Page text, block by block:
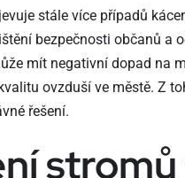
stále více případů
bezpečnosti občanů a
mít negativní dopad na
ovzduší ve městě. Z
řešení.